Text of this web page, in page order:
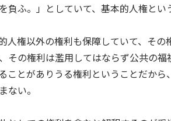
負ふ。」としていて、基本的人権とい
人権以外の権利も保障していて、そ
その権利は濫用してはならず公共の
ことがありうる権利ということだから
ない。